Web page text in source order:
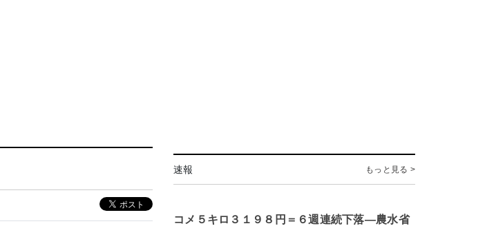
速報 もっと見る >
コメ５キロ３１９８円＝６週連続下落―農水省